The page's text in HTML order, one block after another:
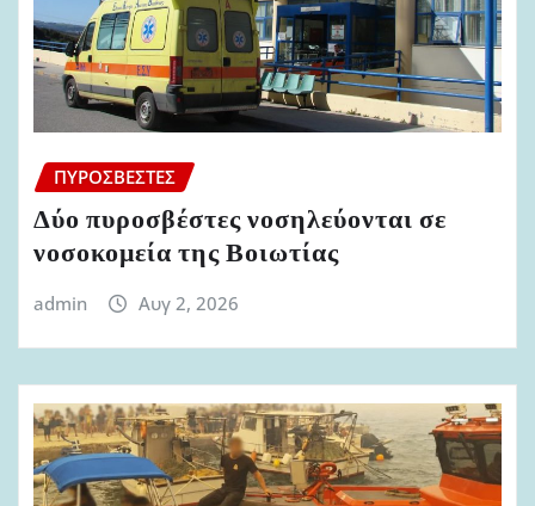
ΠΥΡΟΣΒΈΣΤΕΣ
Δύο πυροσβέστες νοσηλεύονται σε
νοσοκομεία της Βοιωτίας
admin Αυγ 2, 2026